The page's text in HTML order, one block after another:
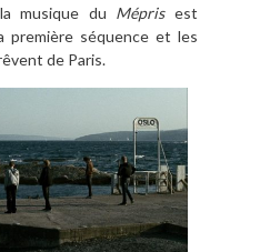
musique du Méprisest
première séquence et les
de Paris.